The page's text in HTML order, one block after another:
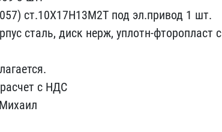
ст.10Х17Н13М2Т​ под эл.привод 1 шт.
cталь, диск нерж, уп​лотн-фторопласт с
с​ НДС